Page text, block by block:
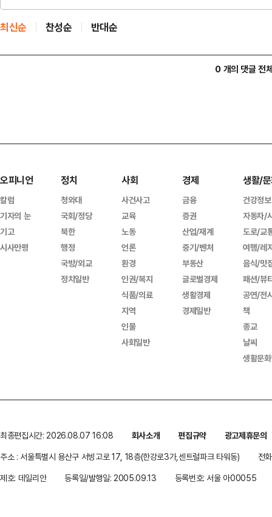
최신순 찬성순 반대순
0 개의 댓글 전
오피니언
칼럼
기자의 눈
기고
시사만평
정치
청와대
국회/정당
북한
행정
국방/외교
정치일반
사회
사건사고
교육
노동
언론
환경
인권/복지
식품/의료
지역
인물
사회일반
경제
금융
증권
산업/재계
중기/벤처
부동산
글로벌경제
생활경제
경제일반
생활/
건강정보
자동차/
도로/교
여행/레
음식/맛
패션/뷰
공연/전
책
종교
날씨
생활문
최종편집시간: 2026.08.07 16:08 회사소개 편집규약
광고제휴문의
주소 : 서울특별시 용산구 서빙고로 17, 18층(한강로3가,센트럴파크 타워동)
전
제호: 데일리안
등록일/발행일: 2005.09.13 등록번호: 서울 아00055